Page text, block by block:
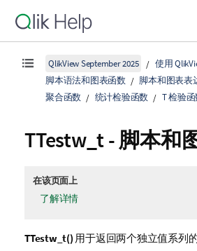
QlikView September 2025
使用
脚本语法和图表函数
脚本和图表表
聚合函数
统计检验函数 T 检验
TTestw_t- 脚本和
在该页面上
了解详情
TTestw_t() 用于返回两个独立值系列的